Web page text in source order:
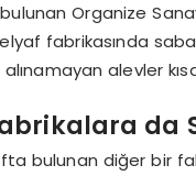
Organize
fabrikasında
alevler
da
bulunan diğer bir